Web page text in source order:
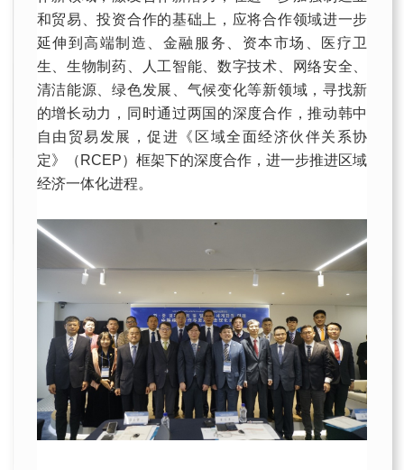
和贸易、投资合作的基础上，应将合作领域进一步
延伸到高端制造、金融服务、资本市场、医疗卫
生、生物制药、人工智能、数字技术、网络安全、
清洁能源、绿色发展、气候变化等新领域，寻找新
的增长动力，同时通过两国的深度合作，推动韩中
自由贸易发展，促进《区域全面经济伙伴关系协
定》（RCEP）框架下的深度合作，进一步推进区域
经济一体化进程。